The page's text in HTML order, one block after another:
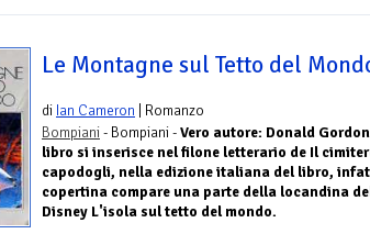
Le Montagne sul Tetto del
di Ian Cameron | Romanzo
Bompiani - Bompiani -Vero autore: Donald
libro si inserisce nel filone letterario de Il
capodogli, nella edizione italiana del libro,
copertina compare una parte della locandina
Disney L'isola sul tetto del mondo.